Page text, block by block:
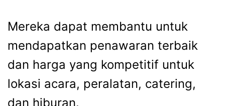
Mereka dapat membantu untuk
mendapatkan penawaran terbaik
dan harga yang kompetitif untuk
lokasi acara, peralatan, catering,
dan hiburan.